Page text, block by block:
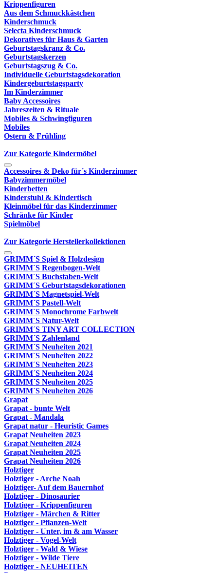
Krippenfiguren
Aus dem Schmuckkästchen
Kinderschmuck
Selecta Kinderschmuck
Dekoratives für Haus & Garten
Geburtstagskranz & Co.
Geburtstagskerzen
Geburtstagszug & Co.
Individuelle Geburtstagsdekoration
Kindergeburtstagsparty
Im Kinderzimmer
Baby Accessoires
Jahreszeiten & Rituale
Mobiles & Schwingfiguren
Mobiles
Ostern & Frühling
Zur Kategorie Kindermöbel
Accessoires & Deko für´s Kinderzimmer
Babyzimmermöbel
Kinderbetten
Kinderstuhl & Kindertisch
Kleinmöbel für das Kinderzimmer
Schränke für Kinder
Spielmöbel
Zur Kategorie Herstellerkollektionen
GRIMM´S Spiel & Holzdesign
GRIMM`S Regenbogen-Welt
GRIMM´S Buchstaben-Welt
GRIMM´S Geburtstagsdekorationen
GRIMM´S Magnetspiel-Welt
GRIMM´S Pastell-Welt
GRIMM´S Monochrome Farbwelt
GRIMM´S Natur-Welt
GRIMM´S TINY ART COLLECTION
GRIMM´S Zahlenland
GRIMM´S Neuheiten 2021
GRIMM´S Neuheiten 2022
GRIMM´S Neuheiten 2023
GRIMM´S Neuheiten 2024
GRIMM´S Neuheiten 2025
GRIMM´S Neuheiten 2026
Grapat
Grapat - bunte Welt
Grapat - Mandala
Grapat natur - Heuristic Games
Grapat Neuheiten 2023
Grapat Neuheiten 2024
Grapat Neuheiten 2025
Grapat Neuheiten 2026
Holztiger
Holztiger - Arche Noah
Holztiger- Auf dem Bauernhof
Holztiger - Dinosaurier
Holztiger - Krippenfiguren
Holztiger - Märchen & Ritter
Holztiger - Pflanzen-Welt
Holztiger - Unter, im & am Wasser
Holztiger - Vogel-Welt
Holztiger - Wald & Wiese
Holztiger - Wilde Tiere
Holztiger - NEUHEITEN